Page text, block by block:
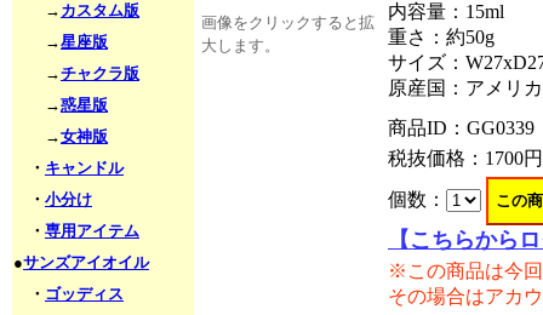
→ カスタム版
→星座版
→チャクラ版
→惑星版
→女神版
・ キャンドル
・ 小分け
・ 専用アイテム
●サンズアイオイル
・ ゴッディス
画像をクリックすると拡
大します。
内容量：15ml
重さ：約50g
サイズ：
原産国：アメリカ
商品ID：GG0339
税抜価格： 1700円
個数：
【こちらから
※この商品は今
その場合はアカ